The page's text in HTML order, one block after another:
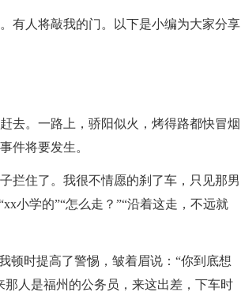
有人将敲我的门。以下是小编为大家分享
去。一路上，骄阳似火，烤得路都快冒烟
件将要发生。
拦住了。我很不情愿的刹了车，只见那男
小学的”“怎么走？”“沿着这走，不远就
顿时提高了警惕，皱着眉说：“你到底想
人是福州的公务员，来这出差，下车时